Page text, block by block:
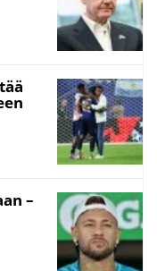
–